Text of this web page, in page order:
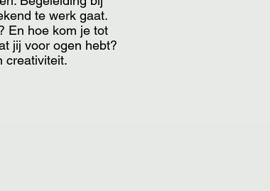
te werk gaat.
En hoe kom je tot
jij voor ogen hebt?
creativiteit.